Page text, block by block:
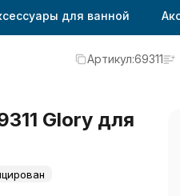
для ванной
Артикул:69311
Glory для